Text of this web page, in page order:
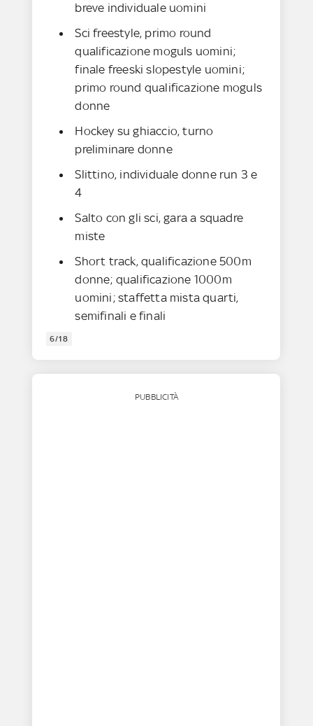
breve individuale uomini
Sci freestyle, primo round
qualificazione moguls uomini;
finale freeski slopestyle uomini;
primo round qualificazione moguls
donne
Hockey su ghiaccio, turno
preliminare donne
Slittino, individuale donne run 3 e
4
Salto con gli sci, gara a squadre
miste
Short track, qualificazione 500m
donne; qualificazione 1000m
uomini; staffetta mista quarti,
semifinali e finali
6/18
PUBBLICITÀ